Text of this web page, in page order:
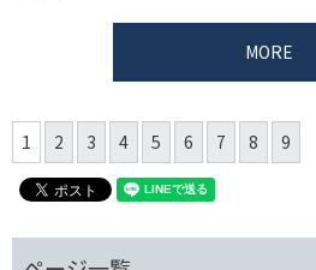
MORE
1 2 3 4 5 6 7 8 9